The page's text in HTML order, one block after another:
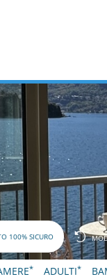
100% SICURO
* ADULTI*